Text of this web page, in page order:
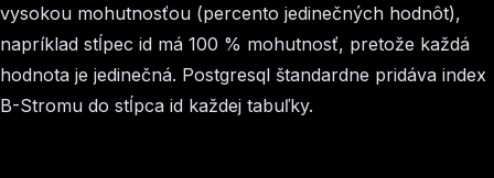
vysokou mohutnosťou (percento jedinečných hodnôt),
napríklad stĺpec id má 100 % mohutnosť, pretože každá
hodnota je jedinečná. Postgresql štandardne pridáva index
B-Stromu do stĺpca id každej tabuľky.